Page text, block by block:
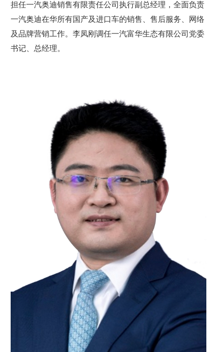
担任一汽奥迪销售有限责任公司执行副总经理，全面负责
一汽奥迪在华所有国产及进口车的销售、售后服务、网络
及品牌营销工作。李凤刚调任一汽富华生态有限公司党委
书记、总经理。